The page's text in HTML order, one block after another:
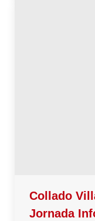
Collado
Jornada